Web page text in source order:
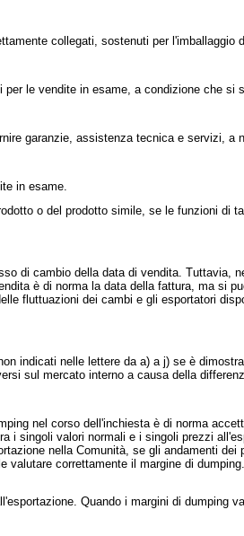
collegati, sostenuti per l'imballaggio
le vendite in esame, a condizione che si
garanzie, assistenza tecnica e servizi, a
in esame.
o del prodotto simile, se le funzioni di
cambio della data di vendita. Tuttavia,
è di norma la data della fattura, ma si
fluttuazioni dei cambi e gli esportatori
indicati nelle lettere da a) a j) se è
sul mercato interno a causa della
nel corso dell'inchiesta è di norma
singoli valori normali e i singoli prezzi
nella Comunità, se gli andamenti
correttamente il margine di
Quando i margini di dumping